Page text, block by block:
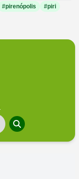
#pirenópolis
#piri